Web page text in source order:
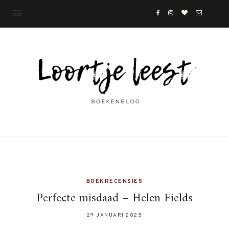
BOEKRECENSIES
Perfecte misdaad – Helen Fields
29 JANUARI 2025